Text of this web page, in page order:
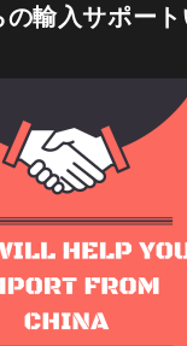
の輸入サポー